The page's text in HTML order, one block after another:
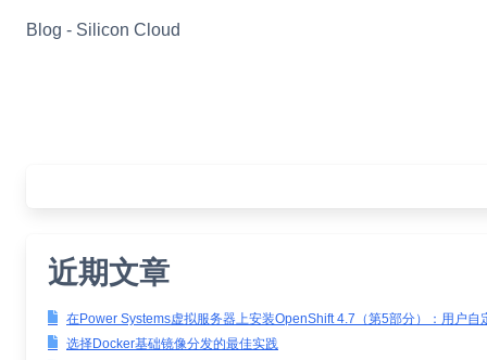
Blog - Silicon Cloud
近期文章
在Power Systems虚拟服务器上安装OpenShift 4.7（第5部分）：用户自
选择Docker基础镜像分发的最佳实践